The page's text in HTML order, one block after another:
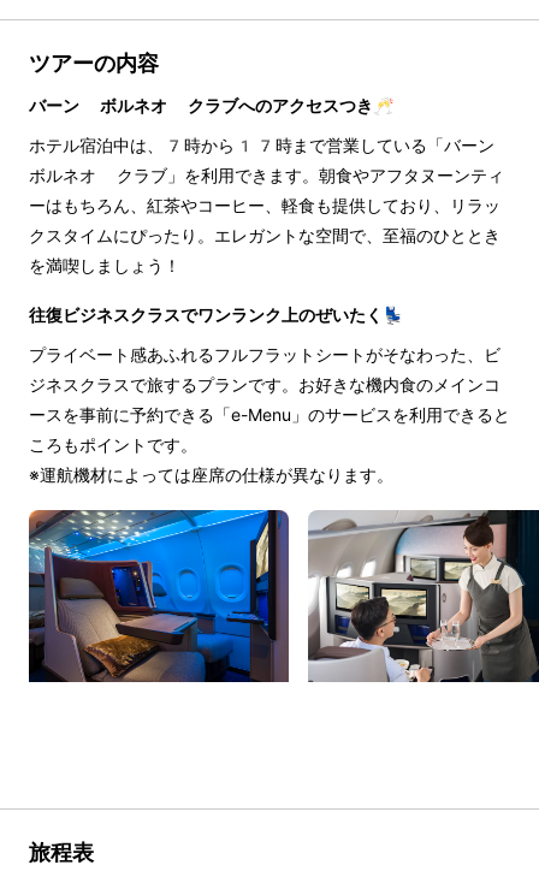
ツアーの内容
バーン ボルネオ クラブへのアクセスつき🥂
ホテル宿泊中は、7時から17時まで営業している「バーン
ボルネオ クラブ」を利用できます。朝食やアフタヌーンティ
ーはもちろん、紅茶やコーヒー、軽食も提供しており、リラッ
クスタイムにぴったり。エレガントな空間で、至福のひととき
を満喫しましょう！
往復ビジネスクラスでワンランク上のぜいたく💺
プライベート感あふれるフルフラットシートがそなわった、ビ
ジネスクラスで旅するプランです。お好きな機内食のメインコ
ースを事前に予約できる「e-Menu」のサービスを利用できると
ころもポイントです。
※運航機材によっては座席の仕様が異なります。
旅程表